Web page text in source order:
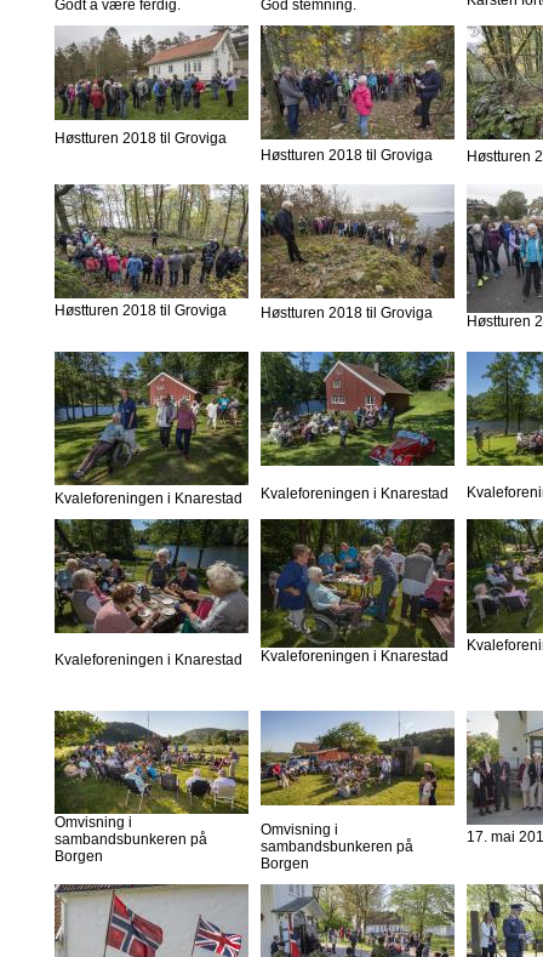
Godt å være ferdig. God stemning.
Høstturen 2018 til Groviga
Høstturen 2018 til Groviga
Høstturen
Høstturen 2018 til Groviga Høstturen 2018 til Groviga Høstturen
Kvaleforeningen i Knarestad Kvaleforeningen i Knarestad
Kvaleforeningen i Knarestad Kvaleforeningen i Knarestad
Omvisning i
sambandsbunkeren på
Borgen
Omvisning i
sambandsbunkeren på
Borgen
17. mai